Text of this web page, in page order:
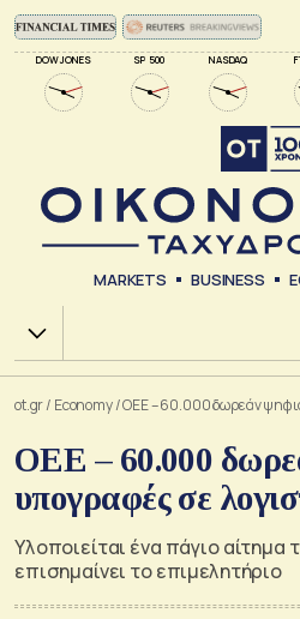
DOW JONES SP 500 NASDAQ
MARKETS BUSINESS
Χ.Α.
ot.gr/ Economy/ΟΕΕ – 60.000 δωρεάν
ΟΕΕ – 60.000
υπογραφές σε
Υλοποιείται ένα πάγιο
επισημαίνει το επιμελητήριο